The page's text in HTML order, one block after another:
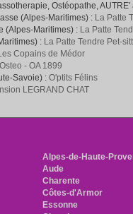
Ostéopathe,
(Alpes-Maritimes) : La Patte
(Alpes-Maritimes) : La Patte
: La Patte Tendre Pet-
Copains de Médor
- OA 1899
Savoie) : O'ptits Félins
LEGRAND CHAT
Alpes-de-Haute-
Aude
Charente
Côtes-d'Armor
Essonne